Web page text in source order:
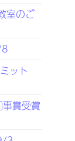
室のご
ット
賞受賞